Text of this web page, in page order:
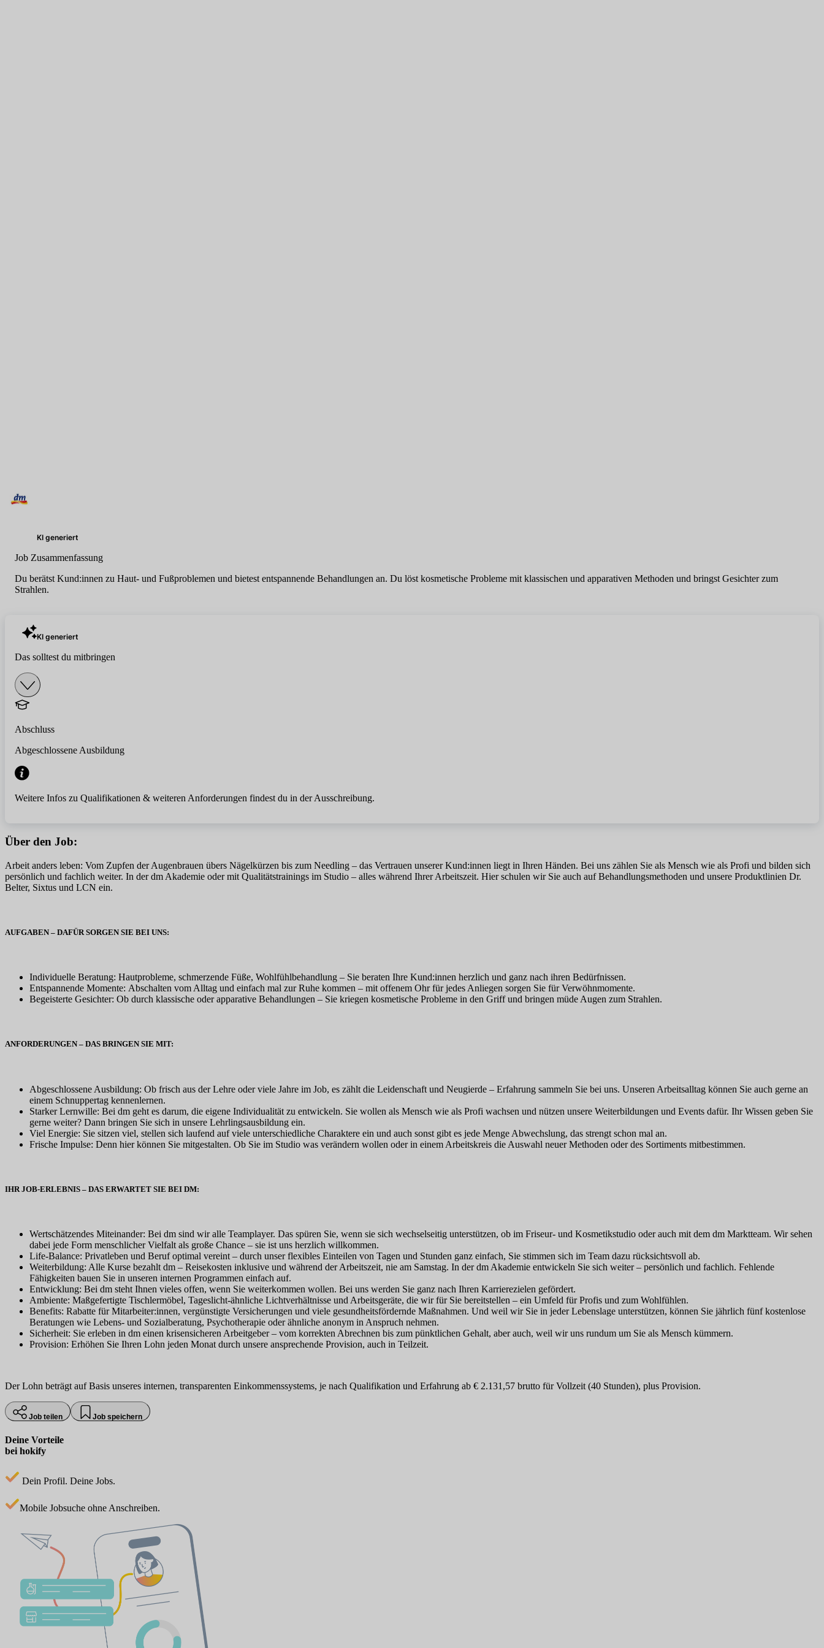
KI generiert
Job Zusammenfassung
Du berätst Kund:innen zu Haut- und Fußproblemen und bietest entspannende Behandlungen an. Du löst kosmetische Probleme mit klassischen und apparativen Methoden und bringst Gesichter zum
Strahlen.
KI generiert
Das solltest du mitbringen
Abschluss
Abgeschlossene Ausbildung
Weitere Infos zu Qualifikationen & weiteren Anforderungen findest du in der Ausschreibung.
Über den Job:
Arbeit anders leben: Vom Zupfen der Augenbrauen übers Nägelkürzen bis zum Needling – das Vertrauen unserer Kund:innen liegt in Ihren Händen. Bei uns zählen Sie als Mensch wie als Profi und bilden sich
persönlich und fachlich weiter. In der dm Akademie oder mit Qualitätstrainings im Studio – alles während Ihrer Arbeitszeit. Hier schulen wir Sie auch auf Behandlungsmethoden und unsere Produktlinien Dr.
Belter, Sixtus und LCN ein.
AUFGABEN – DAFÜR SORGEN SIE BEI UNS:
Individuelle Beratung: Hautprobleme, schmerzende Füße, Wohlfühlbehandlung – Sie beraten Ihre Kund:innen herzlich und ganz nach ihren Bedürfnissen.
Entspannende Momente: Abschalten vom Alltag und einfach mal zur Ruhe kommen – mit offenem Ohr für jedes Anliegen sorgen Sie für Verwöhnmomente.
Begeisterte Gesichter: Ob durch klassische oder apparative Behandlungen – Sie kriegen kosmetische Probleme in den Griff und bringen müde Augen zum Strahlen.
ANFORDERUNGEN – DAS BRINGEN SIE MIT:
Abgeschlossene Ausbildung: Ob frisch aus der Lehre oder viele Jahre im Job, es zählt die Leidenschaft und Neugierde – Erfahrung sammeln Sie bei uns. Unseren Arbeitsalltag können Sie auch gerne an
einem Schnuppertag kennenlernen.
Starker Lernwille: Bei dm geht es darum, die eigene Individualität zu entwickeln. Sie wollen als Mensch wie als Profi wachsen und nützen unsere Weiterbildungen und Events dafür. Ihr Wissen geben Sie
gerne weiter? Dann bringen Sie sich in unsere Lehrlingsausbildung ein.
Viel Energie: Sie sitzen viel, stellen sich laufend auf viele unterschiedliche Charaktere ein und auch sonst gibt es jede Menge Abwechslung, das strengt schon mal an.
Frische Impulse: Denn hier können Sie mitgestalten. Ob Sie im Studio was verändern wollen oder in einem Arbeitskreis die Auswahl neuer Methoden oder des Sortiments mitbestimmen.
IHR JOB-ERLEBNIS – DAS ERWARTET SIE BEI DM:
Wertschätzendes Miteinander: Bei dm sind wir alle Teamplayer. Das spüren Sie, wenn sie sich wechselseitig unterstützen, ob im Friseur- und Kosmetikstudio oder auch mit dem dm Marktteam. Wir sehen
dabei jede Form menschlicher Vielfalt als große Chance – sie ist uns herzlich willkommen.
Life-Balance: Privatleben und Beruf optimal vereint – durch unser flexibles Einteilen von Tagen und Stunden ganz einfach, Sie stimmen sich im Team dazu rücksichtsvoll ab.
Weiterbildung: Alle Kurse bezahlt dm – Reisekosten inklusive und während der Arbeitszeit, nie am Samstag. In der dm Akademie entwickeln Sie sich weiter – persönlich und fachlich. Fehlende
Fähigkeiten bauen Sie in unseren internen Programmen einfach auf.
Entwicklung: Bei dm steht Ihnen vieles offen, wenn Sie weiterkommen wollen. Bei uns werden Sie ganz nach Ihren Karrierezielen gefördert.
Ambiente: Maßgefertigte Tischlermöbel, Tageslicht-ähnliche Lichtverhältnisse und Arbeitsgeräte, die wir für Sie bereitstellen – ein Umfeld für Profis und zum Wohlfühlen.
Benefits: Rabatte für Mitarbeiter:innen, vergünstigte Versicherungen und viele gesundheitsfördernde Maßnahmen. Und weil wir Sie in jeder Lebenslage unterstützen, können Sie jährlich fünf kostenlose
Beratungen wie Lebens- und Sozialberatung, Psychotherapie oder ähnliche anonym in Anspruch nehmen.
Sicherheit: Sie erleben in dm einen krisensicheren Arbeitgeber – vom korrekten Abrechnen bis zum pünktlichen Gehalt, aber auch, weil wir uns rundum um Sie als Mensch kümmern.
Provision: Erhöhen Sie Ihren Lohn jeden Monat durch unsere ansprechende Provision, auch in Teilzeit.
Der Lohn beträgt auf Basis unseres internen, transparenten Einkommenssystems, je nach Qualifikation und Erfahrung ab € 2.131,57 brutto für Vollzeit (40 Stunden), plus Provision.
Job teilen Job speichern
Deine Vorteile
bei hokify
Dein Profil. Deine Jobs.
Mobile Jobsuche ohne Anschreiben.